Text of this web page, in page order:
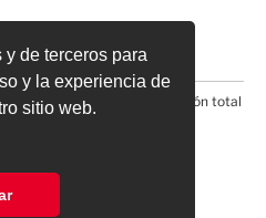
de terceros para
y la experiencia de
sitio web.
Suscripciones
Prohibida la reproducción total
medio electrónico*